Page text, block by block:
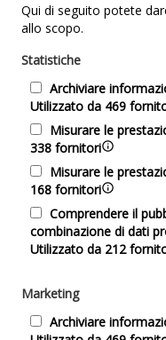
Qui di seguito potete
allo scopo.
Statistiche
Archiviare
Utilizzato da 469
Misurare le
338 fornitori
Misurare le
168 fornitori
Comprendere il
combinazione di dati
Utilizzato da 212
Marketing
Archiviare